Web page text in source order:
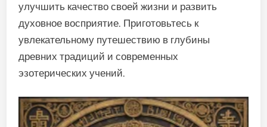
улучшить качество своей жизни и развить
духовное восприятие. Приготовьтесь к
увлекательному путешествию в глубины
древних традиций и современных
эзотерических учений.